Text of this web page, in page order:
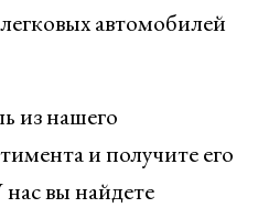
автомобилей
из нашего
и получите его
вы найдете